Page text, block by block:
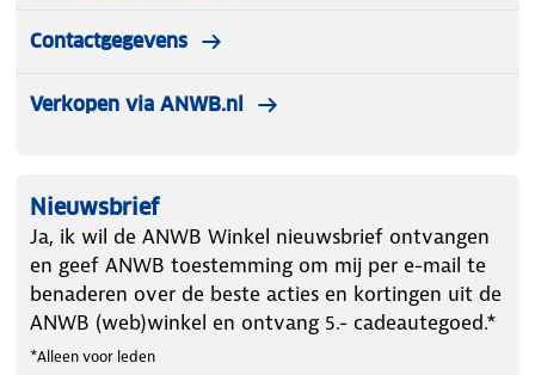
Contactgegevens
Verkopen via ANWB.nl
Nieuwsbrief
Ja, ik wil de ANWB Winkel nieuwsbrief ontvangen
en geef ANWB toestemming om mij per e-mail te
benaderen over de beste acties en kortingen uit de
ANWB (web)winkel en ontvang 5.- cadeautegoed.*
*Alleen voor leden